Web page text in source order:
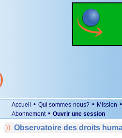
Accueil • Qui sommes-nous? • Mission •
Abonnement • Ouvrir une session
Observatoire des droits